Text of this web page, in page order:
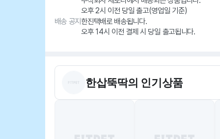
오후 2시 이전 당일 출고(영업일 기준)
배송 공지한진택배로 배송됩니다.
오후 14시 이전 결제 시 당일 출고됩니다.
한삽뚝딱의 인기상품